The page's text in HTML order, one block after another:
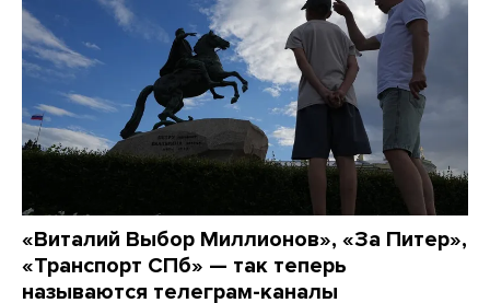
«Виталий Выбор Миллионов», «За Питер»,
«Транспорт СПб» — так теперь
называются телеграм-каналы